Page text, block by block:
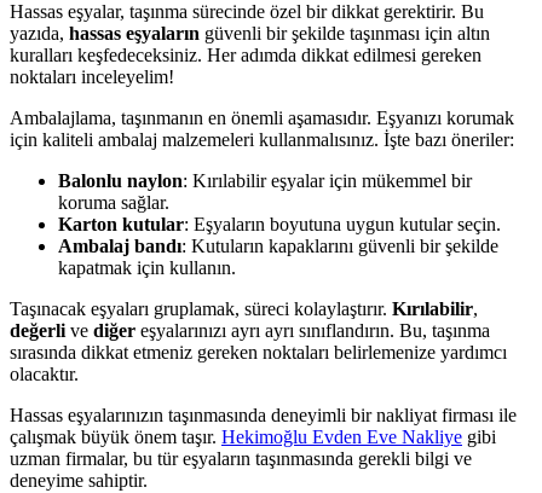
Hassas eşyalar, taşınma sürecinde özel bir dikkat gerektirir. Bu
yazıda, hassas eşyaların güvenli bir şekilde taşınması için altın
kuralları keşfedeceksiniz. Her adımda dikkat edilmesi gereken
noktaları inceleyelim!
Ambalajlama, taşınmanın en önemli aşamasıdır. Eşyanızı korumak
için kaliteli ambalaj malzemeleri kullanmalısınız. İşte bazı öneriler:
Balonlu naylon: Kırılabilir eşyalar için mükemmel bir
koruma sağlar.
Karton kutular: Eşyaların boyutuna uygun kutular seçin.
Ambalaj bandı: Kutuların kapaklarını güvenli bir şekilde
kapatmak için kullanın.
Taşınacak eşyaları gruplamak, süreci kolaylaştırır. Kırılabilir,
değerli ve diğer eşyalarınızı ayrı ayrı sınıflandırın. Bu, taşınma
sırasında dikkat etmeniz gereken noktaları belirlemenize yardımcı
olacaktır.
Hassas eşyalarınızın taşınmasında deneyimli bir nakliyat firması ile
çalışmak büyük önem taşır. Hekimoğlu Evden Eve Nakliye gibi
uzman firmalar, bu tür eşyaların taşınmasında gerekli bilgi ve
deneyime sahiptir.